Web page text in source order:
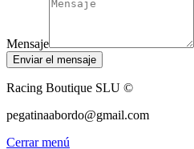
Mensaje
Enviar el mensaje
Racing Boutique SLU ©
pegatinaabordo@gmail.com
Cerrar menú